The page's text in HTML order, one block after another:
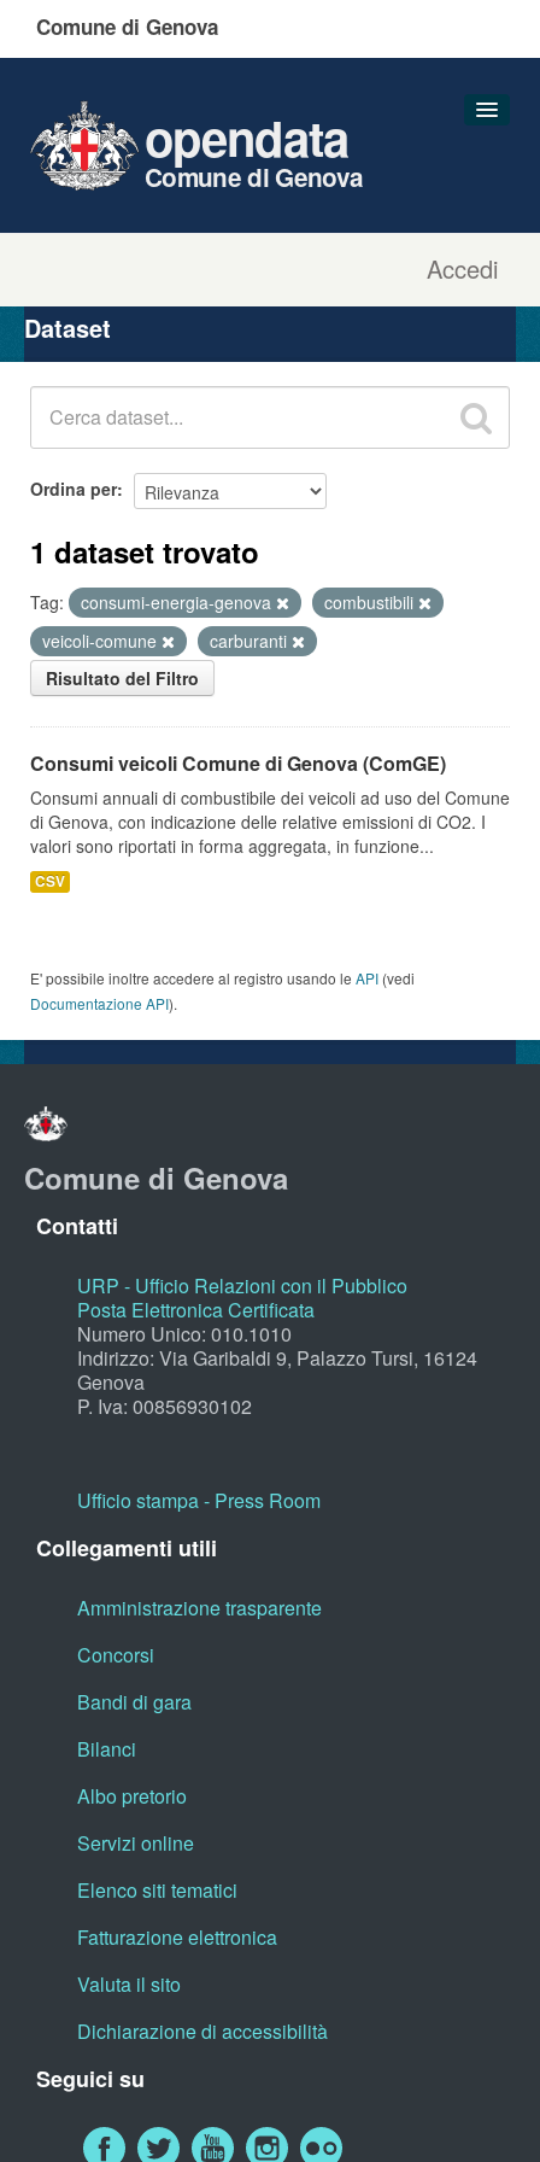
Comune di Genova
Accedi
opendata
Comune di Genova
Organizzazioni
Gruppi
Dataset
Ordina per
1 dataset trovato
Tag: consumi-energia-genova
combustibili
veicoli-comune
carburanti
Risultato del Filtro
Consumi veicoli Comune di Genova (ComGE)
Consumi annuali di combustibile dei veicoli ad uso del Comune
di Genova, con indicazione delle relative emissioni di CO2. I
valori sono riportati in forma aggregata, in funzione...
CSV
E' possibile inoltre accedere al registro usando le API (vedi
Documentazione API).
Comune di Genova
Contatti
URP - Ufficio Relazioni con il Pubblico
Posta Elettronica Certificata
Numero Unico: 010.1010
Indirizzo: Via Garibaldi 9, Palazzo Tursi, 16124
Genova
P. Iva: 00856930102
Ufficio stampa - Press Room
Collegamenti utili
Amministrazione trasparente
Concorsi
Bandi di gara
Bilanci
Albo pretorio
Servizi online
Elenco siti tematici
Fatturazione elettronica
Valuta il sito
Dichiarazione di accessibilità
Seguici su